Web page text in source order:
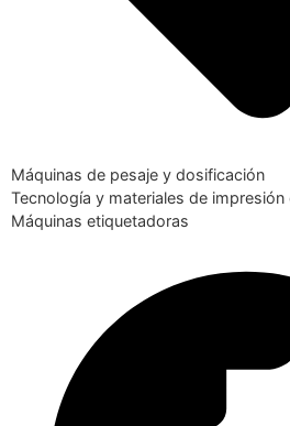
Máquinas de pesaje y dosificación
Tecnología y materiales de impresión
Máquinas etiquetadoras